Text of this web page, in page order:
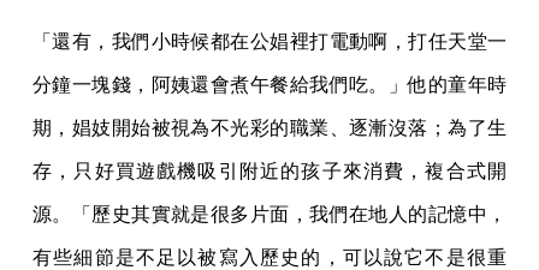
「還有，我們小時候都在公娼裡打電動啊，打任天堂一
分鐘一塊錢，阿姨還會煮午餐給我們吃。」他的童年時
期，娼妓開始被視為不光彩的職業、逐漸沒落；為了生
存，只好買遊戲機吸引附近的孩子來消費，複合式開
源。「歷史其實就是很多片面，我們在地人的記憶中，
有些細節是不足以被寫入歷史的，可以說它不是很重